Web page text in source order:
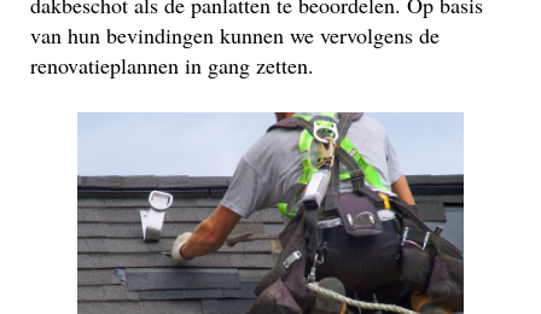
van hun bevindingen kunnen we vervolgens de
renovatieplannen in gang zetten.